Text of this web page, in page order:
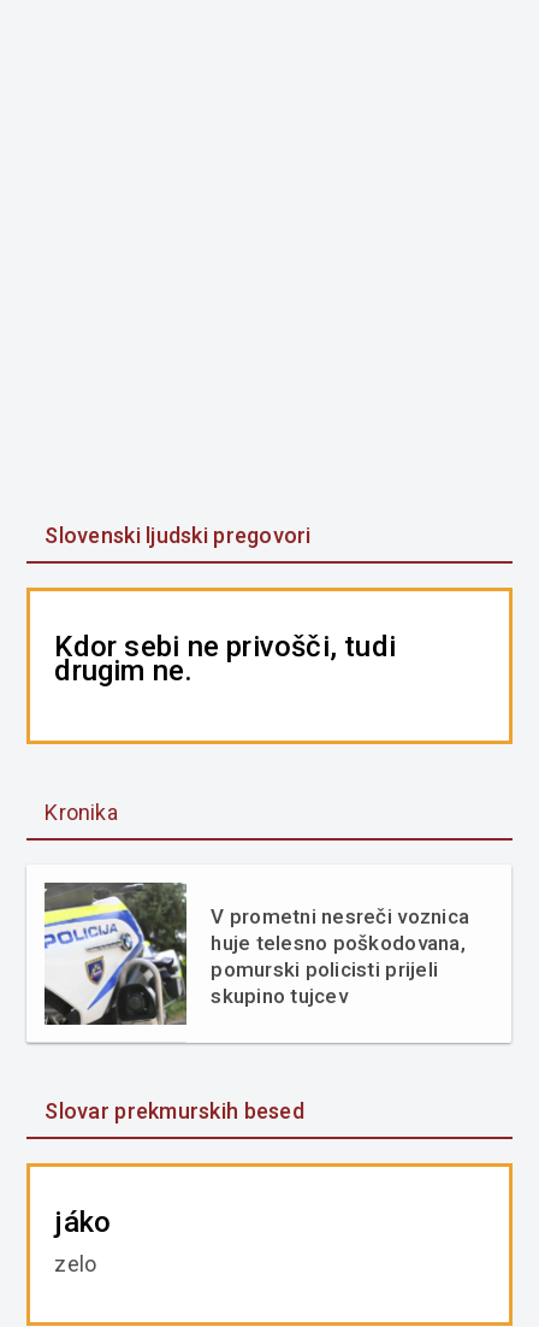
Slovenski ljudski pregovori
Kdor sebi ne privošči, tudi
drugim ne.
Kronika
V prometni nesreči voznica
huje telesno poškodovana,
pomurski policisti prijeli
skupino tujcev
Slovar prekmurskih besed
jáko
zelo